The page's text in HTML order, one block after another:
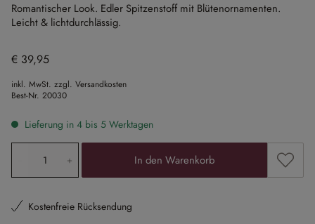
Romantischer Look. Edler Spitzenstoff mit Blütenornamenten.
Leicht & lichtdurchlässig.
€ 39,95
inkl. MwSt. zzgl. Versandkosten
Best-Nr. 20030
Lieferung in 4 bis 5 Werktagen
Produkt Anzahl: Gib den gewünschten Wert ein oder
In den Warenkorb Zum
Kostenfreie Rücksendung